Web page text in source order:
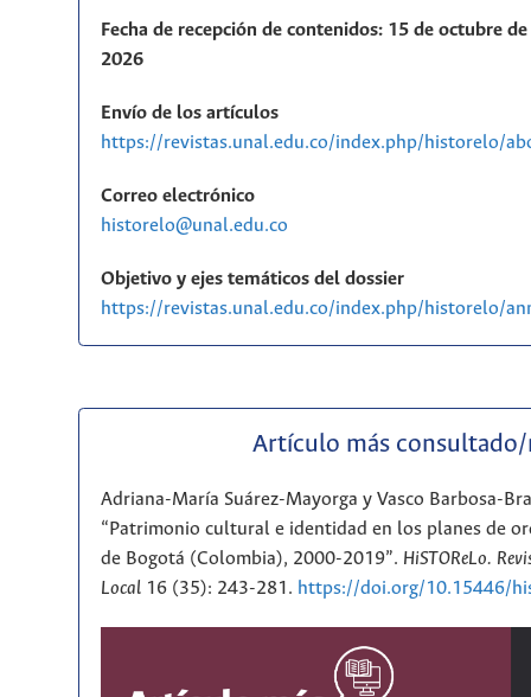
Fecha de recepción de contenidos: 15 de octubre
2026
Envío de los artículos
https://revistas.unal.edu.co/index.php/historelo/
Correo electrónico
historelo@unal.edu.co
Objetivo y ejes temáticos del dossier
https://revistas.unal.edu.co/index.php/historelo/
Artículo más consultado/
Adriana-María Suárez-Mayorga y Vasco Barbosa-
“Patrimonio cultural e identidad en los planes de
de Bogotá (Colombia), 2000-2019”. HiSTOReLo.
Local16 (35): 243-281. https://doi.org/10.15446/